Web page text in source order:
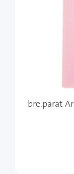
bre.parat